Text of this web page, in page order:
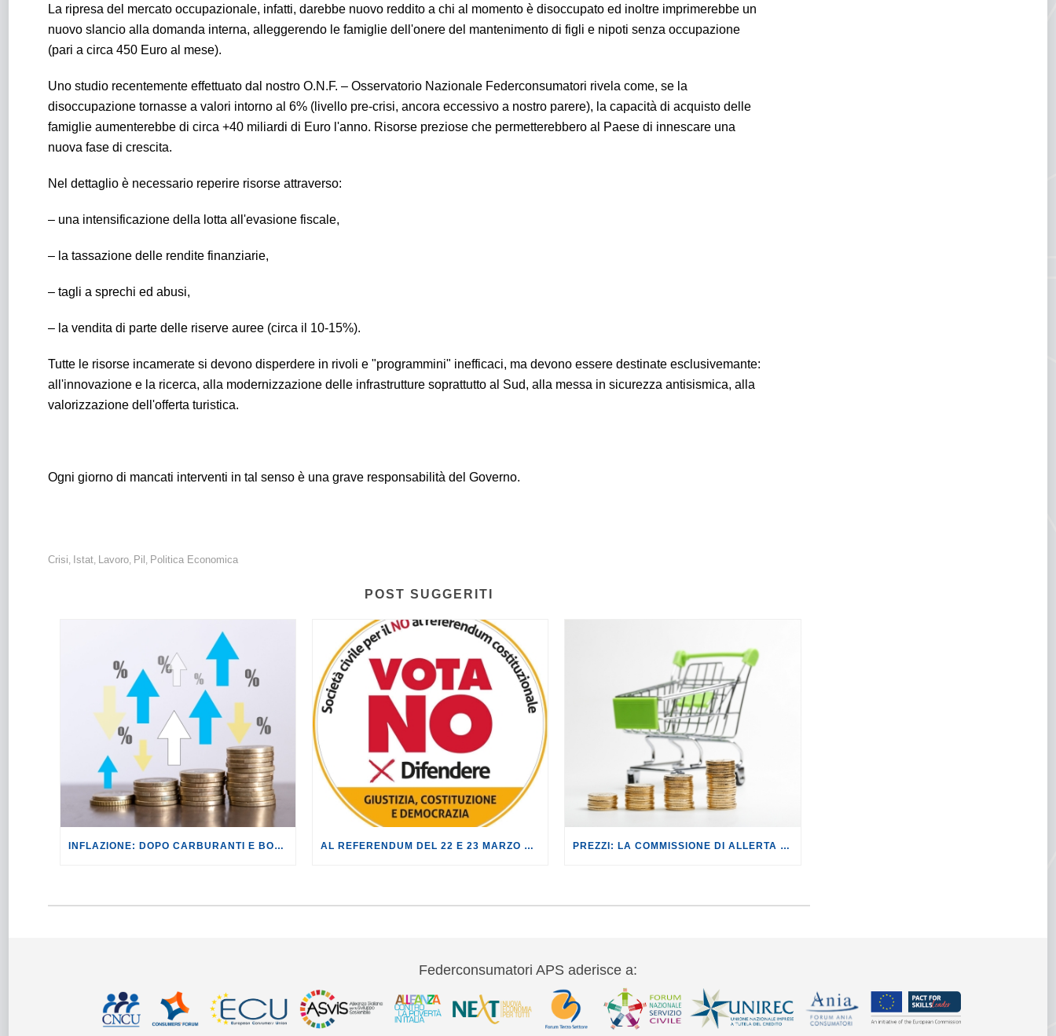
La ripresa del mercato occupazionale, infatti, darebbe nuovo reddito a chi al momento è disoccupato ed inoltre imprimerebbe un
nuovo slancio alla domanda interna, alleggerendo le famiglie dell'onere del mantenimento di figli e nipoti senza occupazione
(pari a circa 450 Euro al mese).
Uno studio recentemente effettuato dal nostro O.N.F. – Osservatorio Nazionale Federconsumatori rivela come, se la
disoccupazione tornasse a valori intorno al 6% (livello pre-crisi, ancora eccessivo a nostro parere), la capacità di acquisto delle
famiglie aumenterebbe di circa +40 miliardi di Euro l'anno. Risorse preziose che permetterebbero al Paese di innescare una
nuova fase di crescita.
Nel dettaglio è necessario reperire risorse attraverso:
– una intensificazione della lotta all'evasione fiscale,
– la tassazione delle rendite finanziarie,
– tagli a sprechi ed abusi,
– la vendita di parte delle riserve auree (circa il 10-15%).
Tutte le risorse incamerate si devono disperdere in rivoli e "programmini" inefficaci, ma devono essere destinate esclusivemante:
all'innovazione e la ricerca, alla modernizzazione delle infrastrutture soprattutto al Sud, alla messa in sicurezza antisismica, alla
valorizzazione dell'offerta turistica.
Ogni giorno di mancati interventi in tal senso è una grave responsabilità del Governo.
Crisi, Istat, Lavoro, Pil , Politica Economica
POST SUGGERITI
INFLAZIONE: DOPO CARBURANTI E BOLLETTE, GLI EFFETTI DEL CONFLITTO INIZIANO A FARSI SENTIRE SUI PREZZI. AL REFERENDUM DEL 22 E 23 MARZO VOTA NO PREZZI: LA COMMISSIONE DI ALLERTA PREZZI CONTRO IL RISCHIO SPECULAZIONI.
Federconsumatori APS aderisce a: